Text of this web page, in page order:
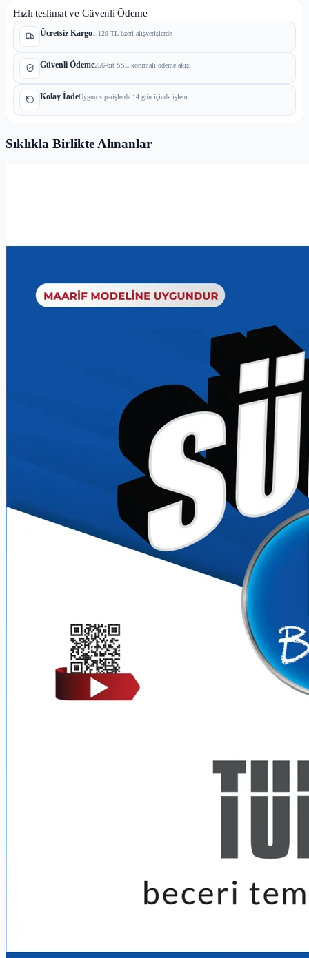
Hızlı teslimat ve Güvenli Ödeme
Ücretsiz Kargo1.129 TL üzeri alışverişlerde
Güvenli Ödeme256-bit SSL korumalı ödeme akışı
Kolay İadeUygun siparişlerde 14 gün içinde işlem
Sıklıkla Birlikte Alınanlar